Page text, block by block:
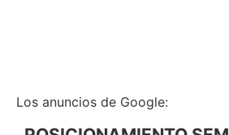
Los anuncios de Google: